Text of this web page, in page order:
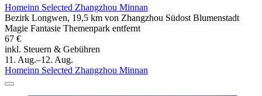
Homeinn Selected Zhangzhou Minnan
Bezirk Longwen, 19,5 km von Zhangzhou Südost Blumenstadt
Magie Fantasie Themenpark entfernt
67 €
inkl. Steuern & Gebühren
11. Aug.–12. Aug.
Homeinn Selected Zhangzhou Minnan